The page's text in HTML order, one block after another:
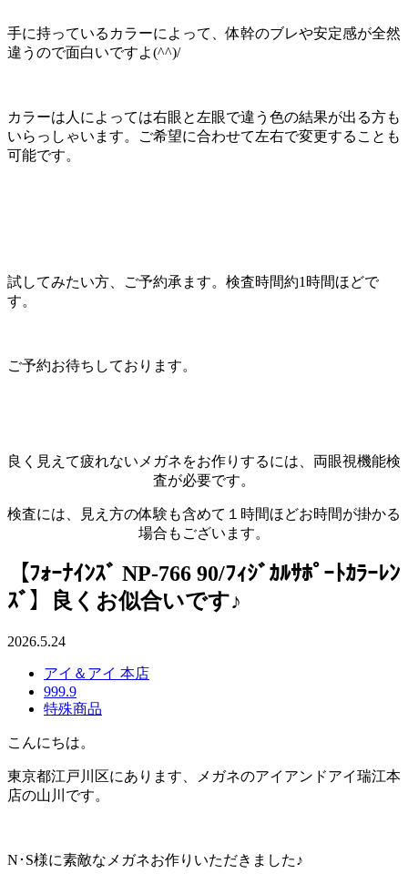
手に持っているカラーによって、体幹のブレや安定感が全然
違うので面白いですよ(^^)/
カラーは人によっては右眼と左眼で違う色の結果が出る方も
いらっしゃいます。ご希望に合わせて左右で変更することも
可能です。
試してみたい方、ご予約承ます。検査時間約1時間ほどで
す。
ご予約お待ちしております。
良く見えて疲れないメガネをお作りするには、両眼視機能検
査が必要です。
検査には、見え方の体験も含めて１時間ほどお時間が掛かる
場合もございます。
【ﾌｫｰﾅｲﾝｽﾞ NP-766 90/ﾌｨｼﾞｶﾙｻﾎﾟｰﾄｶﾗｰﾚﾝ
ｽﾞ】良くお似合いです♪
2026.5.24
アイ＆アイ 本店
999.9
特殊商品
こんにちは。
東京都江戸川区にあります、メガネのアイアンドアイ瑞江本
店の山川です。
N･S様に素敵なメガネお作りいただきました♪